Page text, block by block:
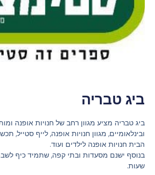
ביג טבריה
ביג טבריה מציע מגוון רחב של חנויות אופנה
ובינלאומיים, מגוון חנויות אופנה, לייף סטייל,
הבית חנויות אופנה לילדים ועוד.
בנוסף ישנם מסעדות ובתי קפה, שתמיד כיף
שעות.